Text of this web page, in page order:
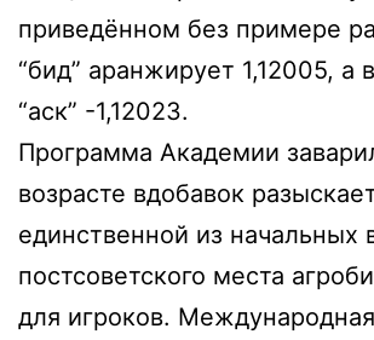
приведённом без примере
“бид” аранжирует 1,12005, а
“аск” -1,12023.
Программа Академии
возрасте вдобавок
единственной из начальных
постсоветского места
для игроков. Международная